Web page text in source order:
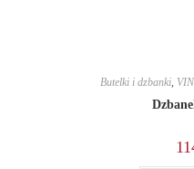
Butelki i dzbanki,